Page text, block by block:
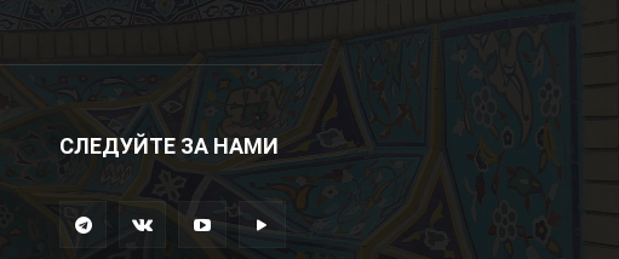
СЛЕДУЙТЕ ЗА НАМИ